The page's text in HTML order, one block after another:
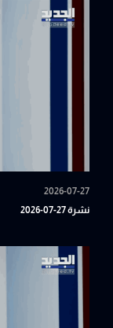
2026-07-27
نشرة 27-07-2026